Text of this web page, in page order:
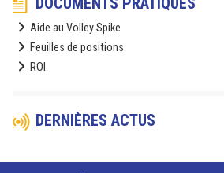
Aide au Volley Spike
Feuilles de positions
ROI
DERNIÈRES ACTUS